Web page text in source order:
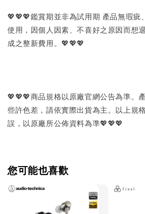
💖💖💖鑑賞期並非為試用期 產品無瑕疵
使用，因個人因素、不喜好之原因而想
成之整新費用。💖💖💖
💖💖💖商品規格以原廠官網公告為準。
些許色差，請依實際出貨為主。以上規
誤，以原廠所公佈資料為準💖💖💖
您可能也喜歡